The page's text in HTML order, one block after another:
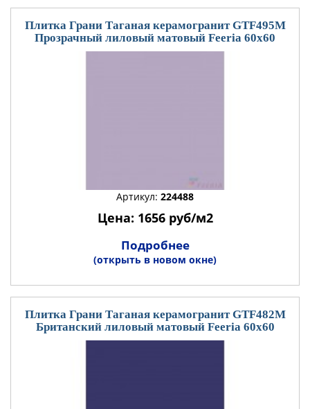
Плитка Грани Таганая керамогранит GTF495М
Прозрачный лиловый матовый Feeria 60x60
Артикул: 224488
Цена: 1656 руб/м2
Подробнее
(открыть в новом окне)
Плитка Грани Таганая керамогранит GTF482М
Британский лиловый матовый Feeria 60x60